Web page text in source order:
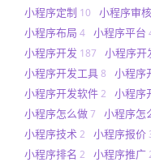
小程序定制 10 小程序审核
小程序布局 4 小程序平台
小程序开发 187 小程序开
小程序开发工具8 小程序
小程序开发软件2 小程序
小程序怎么做7 小程序怎
小程序技术 2 小程序报价
小程序排名 2 小程序推广